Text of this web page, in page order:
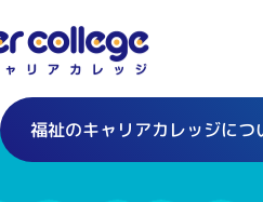
福祉のキャリアカレッジにつ